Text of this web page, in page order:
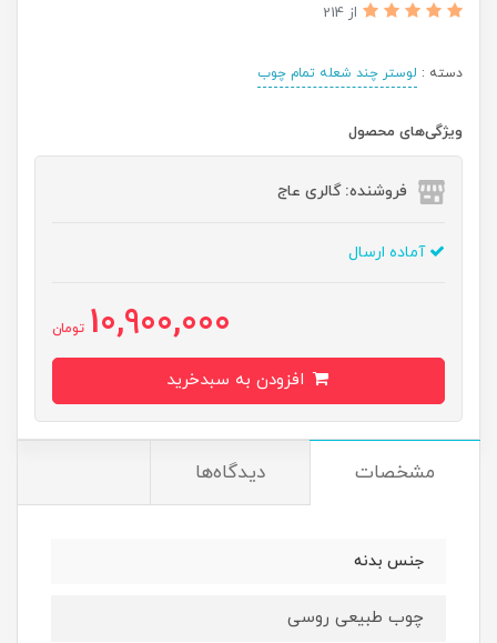
از 214
دسته : لوستر چند شعله تمام چوب
ویژگی‌های محصول
فروشنده: گالری عاج
آماده ارسال
10,900,000 تومان
مشخصات دیدگاه‌ها
جنس بدنه
چوب طبیعی روسی